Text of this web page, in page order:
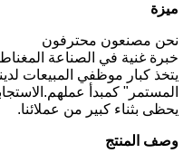
ميزة
نحن مصنعون محترفون
خبرة غنية في الصناعة
يتخذ كبار موظفي المبيعات
المستمر" كمبدأ
يحظى بثناء كبير من عملائنا.
وصف المنتج